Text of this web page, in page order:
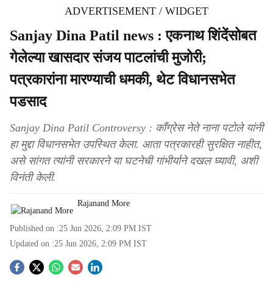
ADVERTISEMENT / WIDGET
Sanjay Dina Patil news : एकनाथ शिंदेंसोबत
गेलेल्या खासदार संजय पाटलांची मुजोरी;
पत्रकारांना मारण्याची धमकी, थेट विधानसभेत
पडसाद
Sanjay Dina Patil Controversy : काँग्रेस नेते नाना पटोले यांनी
हा मुद्दा विधानसभेत उपस्थित केला. आता पत्रकारही सुरक्षित नाहीत,
असे सांगत त्यांनी सरकारने या घटनेची गांभीर्याने दखल घ्यावी, अशी
विनंती केली.
Rajanand More
Published on :25 Jun 2026, 2:09 PM IST
Updated on :25 Jun 2026, 2:09 PM IST
S